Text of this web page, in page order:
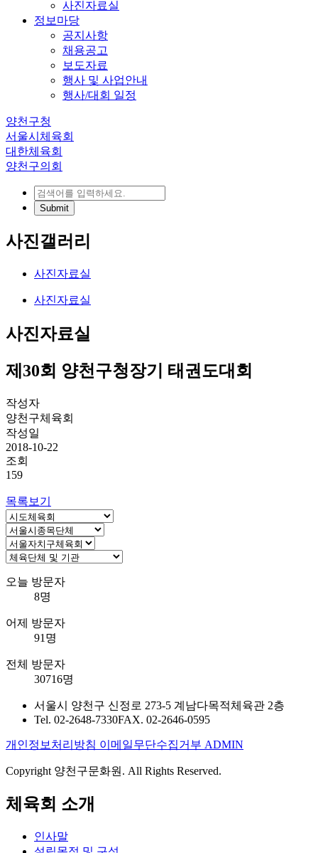
사진자료실
정보마당
공지사항
채용공고
보도자료
행사 및 사업안내
행사/대회 일정
양천구청
서울시체육회
대한체육회
양천구의회
사진갤러리
사진자료실
사진자료실
사진자료실
제30회 양천구청장기 태권도대회
작성자
양천구체육회
작성일
2018-10-22
조회
159
목록보기
오늘 방문자
8명
어제 방문자
91명
전체 방문자
30716명
서울시 양천구 신정로 273-5 계남다목적체육관 2층
Tel. 02-2648-7330FAX. 02-2646-0595
개인정보처리방침 이메일무단수집거부 ADMIN
Copyright 양천구문화원. All Rights Reserved.
체육회 소개
인사말